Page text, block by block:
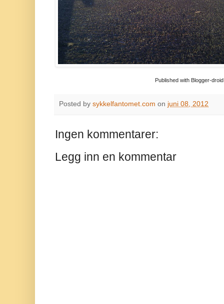
Published with Blogger-
Posted by sykkelfantomet.com on juni 08, 2012
Ingen kommentarer:
Legg inn en kommentar